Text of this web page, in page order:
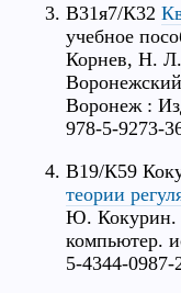
В31я7/К32
учебное
Корнев, Н.
Воронеж :
978-5-9273-
В19/К59
теории
Ю. Кокурин.
компьютер.
5-4344-0987-